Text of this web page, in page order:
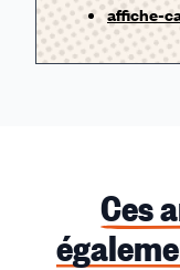
affiche-
Ces